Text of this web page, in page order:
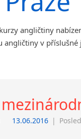
angličtiny
v
13.06.2016 |